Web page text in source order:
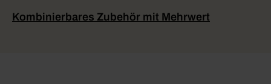
Kombinierbares Zubehör mit Mehrwert